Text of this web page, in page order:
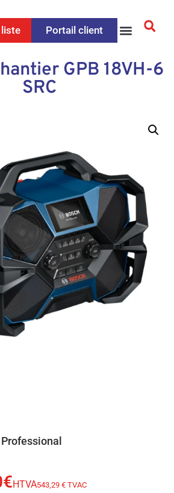
Portail client
GPB 18VH-6
SRC
€HTVA543,29 € TVAC